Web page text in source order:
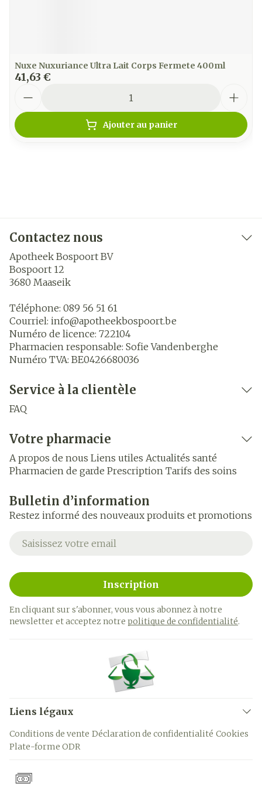
Nuxe Nuxuriance Ultra Lait Corps Fermete 400ml
41,63 €
Ajouter au panier
Contactez nous
Apotheek Bospoort BV
Bospoort 12
3680 Maaseik
Téléphone: 089 56 51 61
Courriel: info@apotheekbospoort.be
Numéro de licence: 722104
Pharmacien responsable: Sofie Vandenberghe
Numéro TVA: BE0426680036
Service à la clientèle
FAQ
Votre pharmacie
A propos de nous Liens utiles Actualités santé
Pharmacien de garde Prescription Tarifs des soins
Bulletin d’information
Restez informé des nouveaux produits et promotions
Adresse mail
Inscription
En cliquant sur s'abonner, vous vous abonnez à notre
newsletter et acceptez notre politique de confidentialité.
Liens légaux
Conditions de vente Déclaration de confidentialité Cookies
Plate-forme ODR